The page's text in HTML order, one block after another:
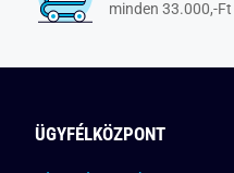
minden 33.000,-
ÜGYFÉLKÖZPONT